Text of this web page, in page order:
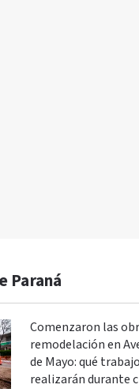
Paraná
Comenzaron las
remodelación en
de Mayo: qué
realizarán durante